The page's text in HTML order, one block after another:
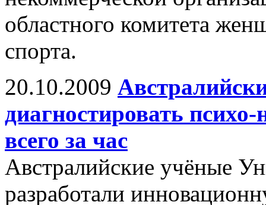
областного комитета
спорта.
20.10.2009
диагностировать психо-
всего за час
Австралийские учёные
разработали